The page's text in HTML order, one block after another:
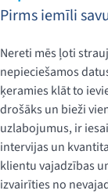
Pirms iemīli
Nereti mēs ļoti
nepieciešamos
ķeramies klāt to
drošāks un bieži
uzlabojumus, ir
intervijas un
klientu vajadzības
izvairīties no